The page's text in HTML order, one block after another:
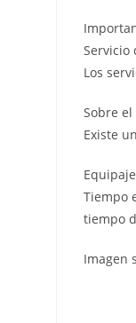
Servicio
Los
Sobre
Existe
Tiempo
tiempo
Imagen